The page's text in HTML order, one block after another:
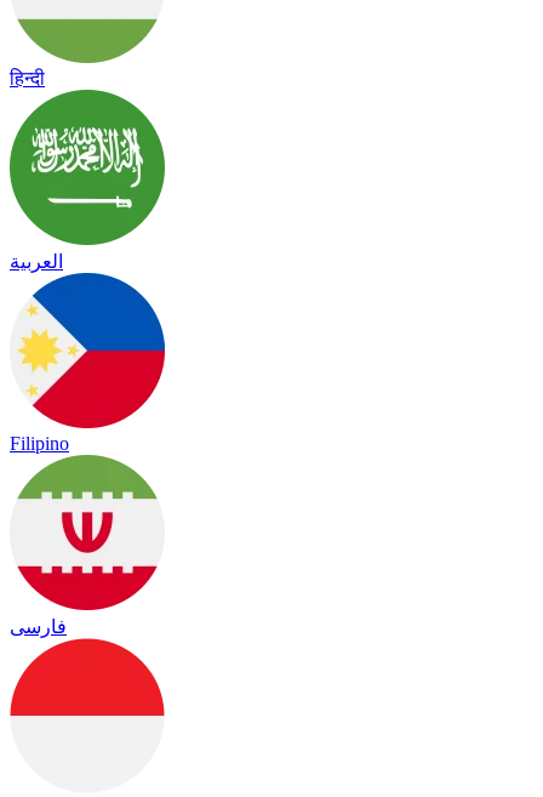
हिन्दी
العربية
Filipino
فارسی